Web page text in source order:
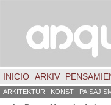
INICIO ARKIV
ARKITEKTUR KONST